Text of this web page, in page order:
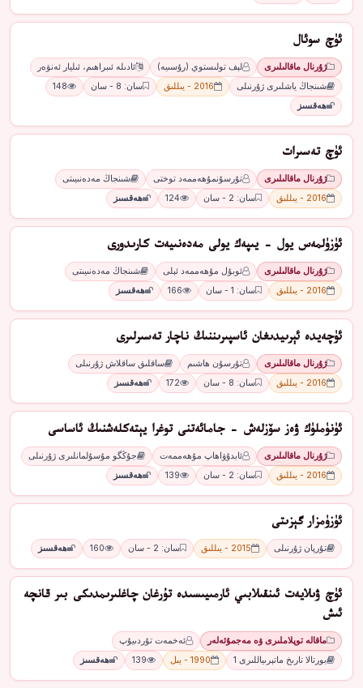
ئۈچ سوئال
ژۇرنال ماقالىلىرى لېف تولىستوي (رۇسىيە)
ئادىلە ئىبراھىم، ئىليار ئەنۋەر
شىنجاڭ ياشلىرى ژۇرنىلى
2016 - يىللىق سان: 8 - سان
148
ھەقسىز
ئۈچ تەسىرات
ژۇرنال ماقالىلىرى تۇرسۇنمۇھەممەد توختى
شىنجاڭ مەدەنىيىتى
2016 - يىللىق
سان: 2 - سان 124 ھەقسىز
ئۈزۈلمەس يول - يىپەك يولى مەدەنىيەت كارىدورى
ژۇرنال ماقالىلىرى ئوبۇل مۇھەممەد ئېلى
شىنجاڭ مەدەنىيىتى
2016 - يىللىق
سان: 1 - سان 166 ھەقسىز
ئۈچەيدە ئېرىيدىغان ئاسپىرىننىڭ ناچار تەسىرلىرى
ژۇرنال ماقالىلىرى تۇرسۇن ھاشىم
ساقلىق ساقلاش ژۇرنىلى
2016 - يىللىق
سان: 8 - سان 172 ھەقسىز
ئۈنۈملۈك ۋەز سۆزلەش - جامائەتنى توغرا يېتەكلەشنىڭ ئاساسى
ژۇرنال ماقالىلىرى ئابدۇۋاھاپ مۇھەممەت
جۇڭگو مۇسۇلمانلىرى ژۇرنىلى
2016 - يىللىق
سان: 2 - سان 139 ھەقسىز
ئۈزۈمزار گېزىتى
تۇرپان ژۇرنىلى 2015 - يىللىق سان: 2 - سان 160 ھەقسىز
ئۈچ ۋىلايەت ئىنقىلابىي ئارمىيىسىدە تۇرغان چاغلىرىمدىكى بىر قانچە
ئىش
ماقالە توپلاملىرى ۋە مەجمۇئەلەر
ئەخمەت تۇردىيۇپ
بورتالا تارىخ ماتېرىياللىرى 1
1990 - يىل 139 ھەقسىز